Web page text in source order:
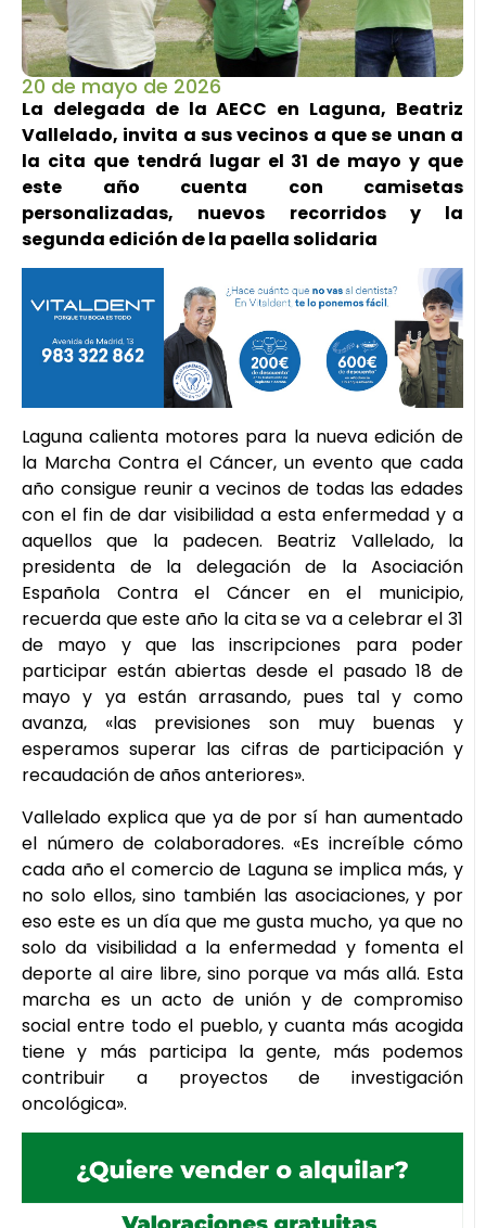
20 de mayo de 2026
La delegada de la AECC en Laguna, Beatriz
Vallelado, invita a sus vecinos a que se unan a
la cita que tendrá lugar el 31 de mayo y que
este año cuenta con camisetas
personalizadas, nuevos recorridos y la
segunda edición de la paella solidaria
Laguna calienta motores para la nueva edición de
la Marcha Contra el Cáncer, un evento que cada
año consigue reunir a vecinos de todas las edades
con el fin de dar visibilidad a esta enfermedad y a
aquellos que la padecen. Beatriz Vallelado, la
presidenta de la delegación de la Asociación
Española Contra el Cáncer en el municipio,
recuerda que este año la cita se va a celebrar el 31
de mayo y que las inscripciones para poder
participar están abiertas desde el pasado 18 de
mayo y ya están arrasando, pues tal y como
avanza, «las previsiones son muy buenas y
esperamos superar las cifras de participación y
recaudación de años anteriores».
Vallelado explica que ya de por sí han aumentado
el número de colaboradores. «Es increíble cómo
cada año el comercio de Laguna se implica más, y
no solo ellos, sino también las asociaciones, y por
eso este es un día que me gusta mucho, ya que no
solo da visibilidad a la enfermedad y fomenta el
deporte al aire libre, sino porque va más allá. Esta
marcha es un acto de unión y de compromiso
social entre todo el pueblo, y cuanta más acogida
tiene y más participa la gente, más podemos
contribuir a proyectos de investigación
oncológica».